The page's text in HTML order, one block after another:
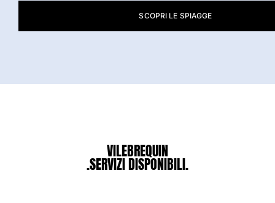
Abiti e Gonne
SCOPRI LE SPIAGGE
VILEBREQUIN
.SERVIZI DISPONIBILI.